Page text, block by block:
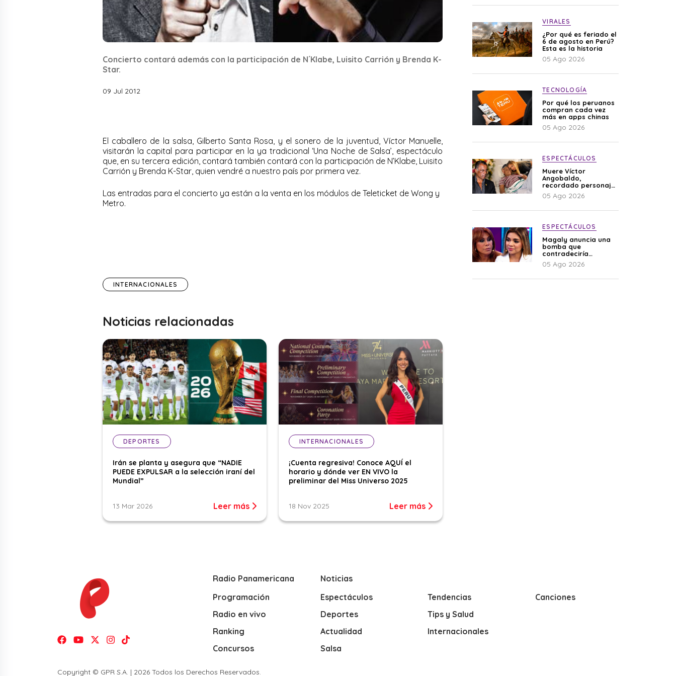
Concierto contará además con la participación de N´Klabe, Luisito Carrión y Brenda K-
Star.
09 Jul 2012
El caballero de la salsa, Gilberto Santa Rosa, y el sonero de la juventud, Víctor Manuelle,
visitarán la capital para participar en la ya tradicional ‘Una Noche de Salsa’, espectáculo
que, en su tercera edición, contará también contará con la participación de N’Klabe, Luisito
Carrión y Brenda K-Star, quien vendré a nuestro país por primera vez.
Las entradas para el concierto ya están a la venta en los módulos de Teleticket de Wong y
Metro.
INTERNACIONALES
Noticias relacionadas
DEPORTES
Irán se planta y asegura que “NADIE
PUEDE EXPULSAR a la selección iraní del
Mundial”
13 Mar 2026 Leer más
INTERNACIONALES
¡Cuenta regresiva! Conoce AQUÍ el
horario y dónde ver EN VIVO la
preliminar del Miss Universo 2025
18 Nov 2025 Leer más
VIRALES
¿Por qué es feriado el
6 de agosto en Perú?
Esta es la historia
05 Ago 2026
TECNOLOGÍA
Por qué los peruanos
compran cada vez
más en apps chinas
05 Ago 2026
ESPECTÁCULOS
Muere Víctor
Angobaldo,
recordado personaje
de la farándula y
expareja de Shirley
05 Ago 2026
ESPECTÁCULOS
Magaly anuncia una
bomba que
contradeciría
comunicado de La
Bella Luz: “Hay un
05 Ago 2026
Radio Panamericana
Programación
Radio en vivo
Ranking
Concursos
Noticias
Espectáculos
Deportes
Actualidad
Salsa
Tendencias
Tips y Salud
Internacionales
Canciones
Copyright © GPR S.A. | 2026 Todos los Derechos Reservados.